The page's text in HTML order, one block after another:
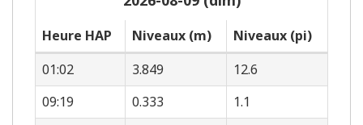
Heure HAP Niveaux (m)
Niveaux (pi)
01:02
3.849
12.6
09:19
0.333
1.1